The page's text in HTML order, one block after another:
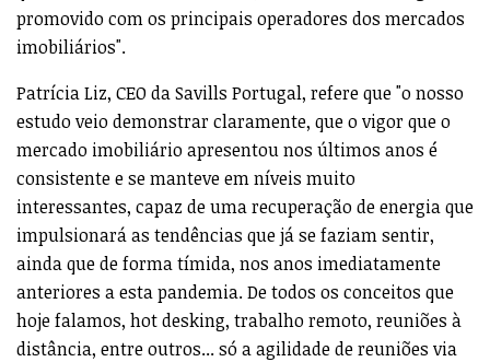
promovido com os principais operadores dos mercados
imobiliários".
Patrícia Liz, CEO da Savills Portugal, refere que "o nosso
estudo veio demonstrar claramente, que o vigor que o
mercado imobiliário apresentou nos últimos anos é
consistente e se manteve em níveis muito
interessantes, capaz de uma recuperação de energia que
impulsionará as tendências que já se faziam sentir,
ainda que de forma tímida, nos anos imediatamente
anteriores a esta pandemia. De todos os conceitos que
hoje falamos, hot desking, trabalho remoto, reuniões à
distância, entre outros... só a agilidade de reuniões via